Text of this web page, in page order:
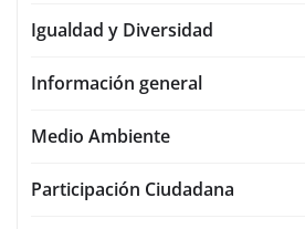
Igualdad y Diversidad
Información general
Medio Ambiente
Participación Ciudadana